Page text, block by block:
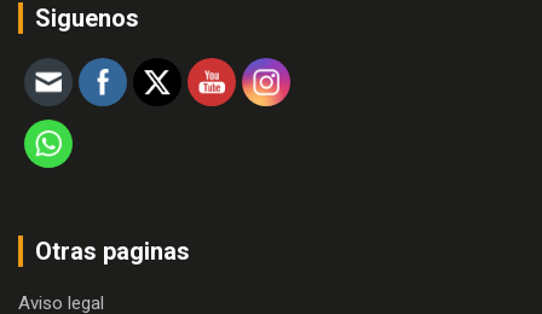
Siguenos
Otras paginas
Aviso legal